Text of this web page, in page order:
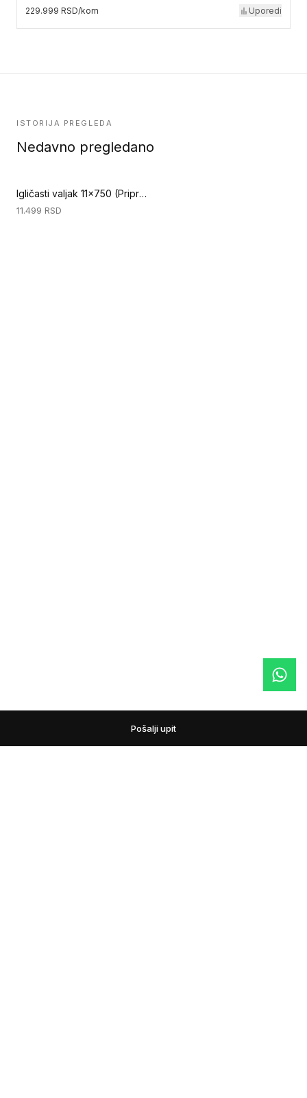
229.999 RSD/kom Uporedi
ISTORIJA PREGLEDA
Nedavno pregledano
Igličasti valjak 11x750 (Priprema podloge)
11.499 RSD
Pošalji upit